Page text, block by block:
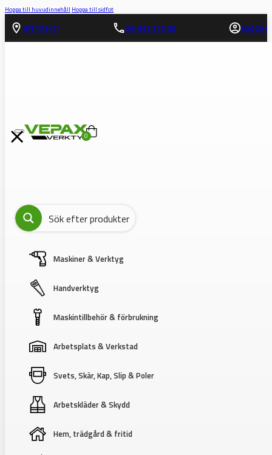
Hoppa till huvudinnehåll Hoppa till sidfot
HITTA HIT! 08-562 372 00 LOGGA IN
0
Maskiner & Verktyg
Handverktyg
Maskintillbehör & förbrukning
Arbetsplats & Verkstad
Svets, Skär, Kap, Slip & Poler
Arbetskläder & Skydd
Hem, trädgård & fritid